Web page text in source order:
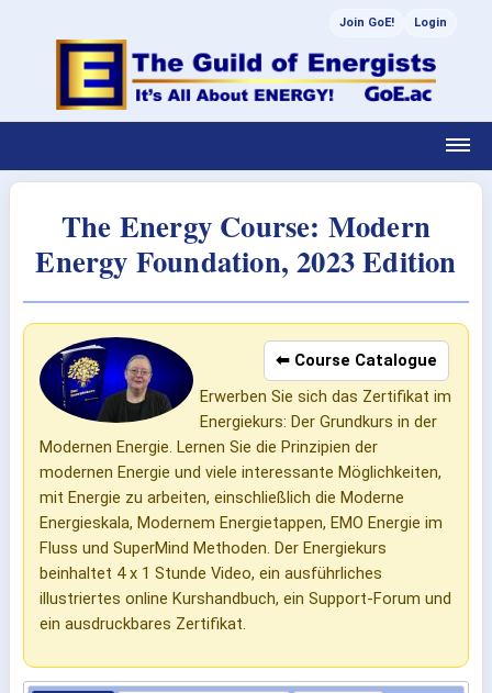
Join GoE! Login
The Energy Course: Modern
Energy Foundation, 2023 Edition
⬅ Course Catalogue
Erwerben Sie sich das Zertifikat im
Energiekurs: Der Grundkurs in der
Modernen Energie. Lernen Sie die Prinzipien der
modernen Energie und viele interessante Möglichkeiten,
mit Energie zu arbeiten, einschließlich die Moderne
Energieskala, Modernem Energietappen, EMO Energie im
Fluss und SuperMind Methoden. Der Energiekurs
beinhaltet 4 x 1 Stunde Video, ein ausführliches
illustriertes online Kurshandbuch, ein Support-Forum und
ein ausdruckbares Zertifikat.